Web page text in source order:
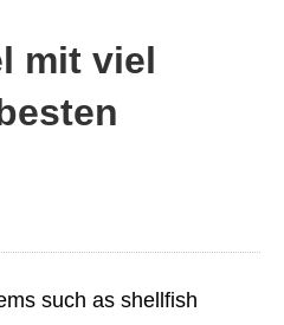
mit viel